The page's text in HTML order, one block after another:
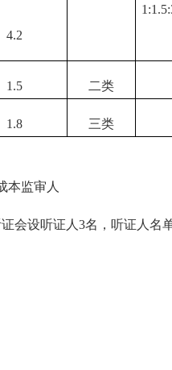
4.2
1.5 二类
1.8 三类
本监审人
设听证人3名，听证人名单